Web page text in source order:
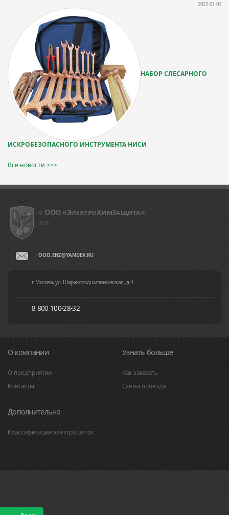
2022-01-01
НАБОР СЛЕСАРНОГО
ИСКРОБЕЗОПАСНОГО ИНСТРУМЕНТА НИСИ
Все новости >>>
© ООО «ЭлeктpoXим3aщитa»,
2026
OOO.EHZ@YANDEX.RU
г. Москва, ул. Шарикоподшипниковская, д.4
8 800 100-28-32
О компании
О предприятии
Контакты
Узнать больше
Как заказать
Схема проезда
Дополнительно
Классификация электрощеток